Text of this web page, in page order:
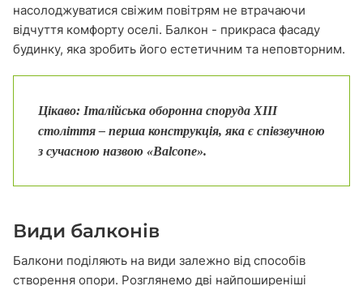
насолоджуватися свіжим повітрям не втрачаючи
відчуття комфорту оселі. Балкон - прикраса фасаду
будинку, яка зробить його естетичним та неповторним.
Цікаво: Італійська оборонна споруда XIII
століття – перша конструкція, яка є співзвучною
з сучасною назвою «Balcone».
Види балконів
Балкони поділяють на види залежно від способів
створення опори. Розглянемо дві найпоширеніші